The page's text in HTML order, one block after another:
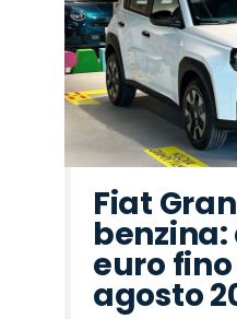
Fiat
benzina:
euro fino
agosto